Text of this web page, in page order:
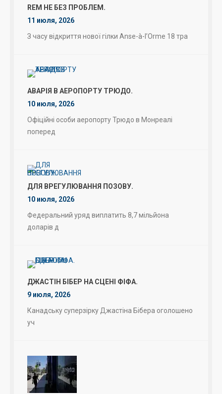
REM НЕ БЕЗ ПРОБЛЕМ.
11 июля, 2026
З часу відкриття нової гілки Anse-à-l’Orme 18 тра
АВАРІЯ В АЕРОПОРТУ ТРЮДО.
10 июля, 2026
Офіційні особи аеропорту Трюдо в Монреалі
поперед
ДЛЯ ВРЕГУЛЮВАННЯ ПОЗОВУ.
10 июля, 2026
Федеральний уряд виплатить 8,7 мільйона
доларів д
ДЖАСТІН БІБЕР НА СЦЕНІ ФІФА.
9 июля, 2026
Канадську суперзірку Джастіна Бібера оголошено
уч